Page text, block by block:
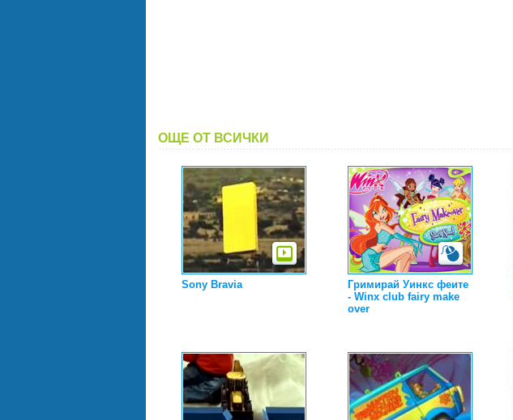
ОЩЕ ОТ ВСИЧКИ
Sony Bravia
Гримирай Уинкс феите
- Winx club fairy make
over